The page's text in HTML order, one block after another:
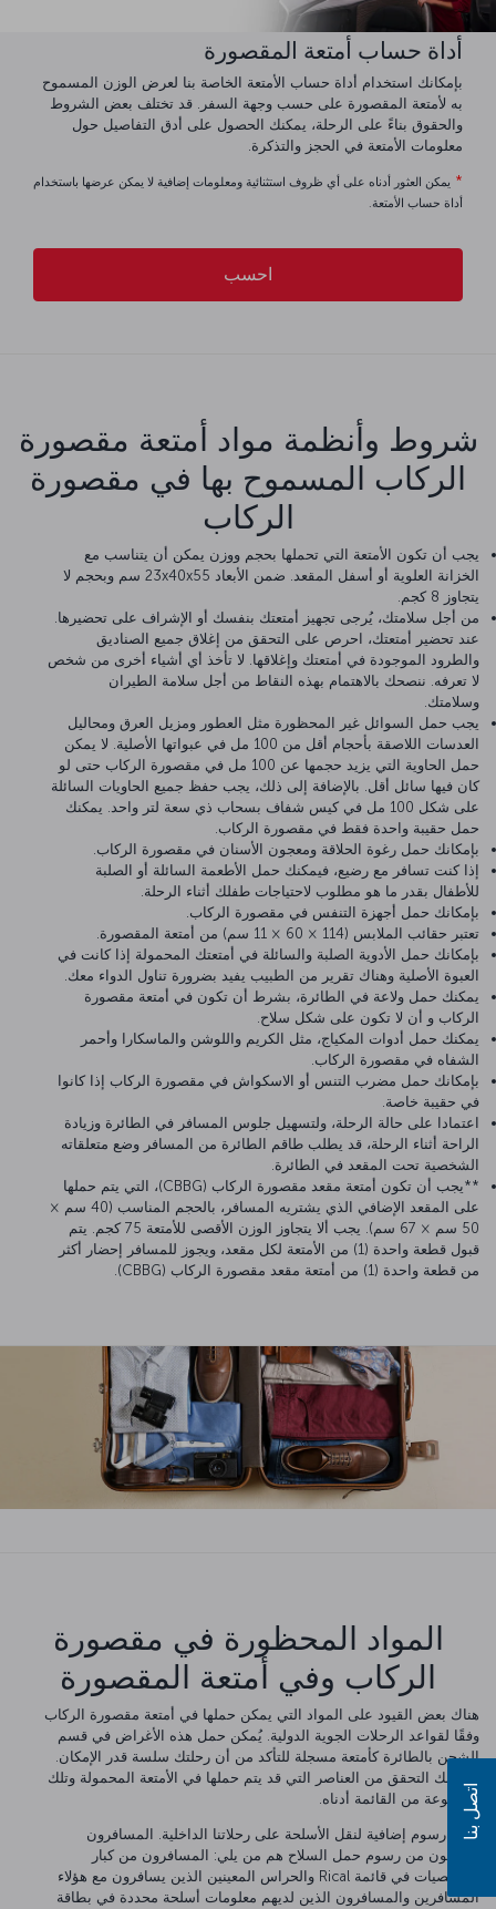
أداة حساب أمتعة المقصورة
بإمكانك استخدام أداة حساب الأمتعة الخاصة بنا لعرض الوزن المسموح
به لأمتعة المقصورة على حسب وجهة السفر. قد تختلف بعض الشروط
والحقوق بناءً على الرحلة، يمكنك الحصول على أدق التفاصيل حول
معلومات الأمتعة في الحجز والتذكرة.
* يمكن العثور أدناه على أي ظروف استثنائية ومعلومات إضافية لا يمكن عرضها باستخدام
أداة حساب الأمتعة.
احسب
شروط وأنظمة مواد أمتعة مقصورة
الركاب المسموح بها في مقصورة
الركاب
يجب أن تكون الأمتعة التي تحملها بحجم ووزن يمكن أن يتناسب مع
الخزانة العلوية أو أسفل المقعد. ضمن الأبعاد 23x40x55 سم وبحجم لا
يتجاوز 8 كجم.
من أجل سلامتك، يُرجى تجهيز أمتعتك بنفسك أو الإشراف على تحضيرها.
عند تحضير أمتعتك، احرص على التحقق من إغلاق جميع الصناديق
والطرود الموجودة في أمتعتك وإغلاقها. لا تأخذ أي أشياء أخرى من شخص
لا تعرفه. ننصحك بالاهتمام بهذه النقاط من أجل سلامة الطيران
وسلامتك.
يجب حمل السوائل غير المحظورة مثل العطور ومزيل العرق ومحاليل
العدسات اللاصقة بأحجام أقل من 100 مل في عبواتها الأصلية. لا يمكن
حمل الحاوية التي يزيد حجمها عن 100 مل في مقصورة الركاب حتى لو
كان فيها سائل أقل. بالإضافة إلى ذلك، يجب حفظ جميع الحاويات السائلة
على شكل 100 مل في كيس شفاف بسحاب ذي سعة لتر واحد. يمكنك
حمل حقيبة واحدة فقط في مقصورة الركاب.
بإمكانك حمل رغوة الحلاقة ومعجون الأسنان في مقصورة الركاب.
إذا كنت تسافر مع رضيع، فيمكنك حمل الأطعمة السائلة أو الصلبة
للأطفال بقدر ما هو مطلوب لاحتياجات طفلك أثناء الرحلة.
بإمكانك حمل أجهزة التنفس في مقصورة الركاب.
تعتبر حقائب الملابس (114 × 60 × 11 سم) من أمتعة المقصورة.
بإمكانك حمل الأدوية الصلبة والسائلة في أمتعتك المحمولة إذا كانت في
العبوة الأصلية وهناك تقرير من الطبيب يفيد بضرورة تناول الدواء معك.
يمكنك حمل ولاعة في الطائرة، بشرط أن تكون في أمتعة مقصورة
الركاب و أن لا تكون على شكل سلاح.
يمكنك حمل أدوات المكياج، مثل الكريم واللوشن والماسكارا وأحمر
الشفاه في مقصورة الركاب.
بإمكانك حمل مضرب التنس أو الاسكواش في مقصورة الركاب إذا كانوا
في حقيبة خاصة.
اعتمادا على حالة الرحلة، ولتسهيل جلوس المسافر في الطائرة وزيادة
الراحة أثناء الرحلة، قد يطلب طاقم الطائرة من المسافر وضع متعلقاته
الشخصية تحت المقعد في الطائرة.
**يجب أن تكون أمتعة مقعد مقصورة الركاب (CBBG)، التي يتم حملها
على المقعد الإضافي الذي يشتريه المسافر، بالحجم المناسب (40 سم ×
50 سم × 67 سم). يجب ألا يتجاوز الوزن الأقصى للأمتعة 75 كجم. يتم
قبول قطعة واحدة (1) من الأمتعة لكل مقعد، ويجوز للمسافر إحضار أكثر
من قطعة واحدة (1) من أمتعة مقعد مقصورة الركاب (CBBG).
المواد المحظورة في مقصورة
الركاب وفي أمتعة المقصورة
هناك بعض القيود على المواد التي يمكن حملها في أمتعة مقصورة الركاب
وفقًا لقواعد الرحلات الجوية الدولية. يُمكن حمل هذه الأغراض في قسم
الشحن بالطائرة كأمتعة مسجلة للتأكد من أن رحلتك سلسة قدر الإمكان.
بإمكانك التحقق من العناصر التي قد يتم حملها في الأمتعة المحمولة وتلك
الممنوعة من القائمة أدناه.
هناك رسوم إضافية لنقل الأسلحة على رحلاتنا الداخلية. المسافرون
المعفون من رسوم حمل السلاح هم من يلي: المسافرون من كبار
الشخصيات في قائمة Rical والحراس المعينين الذين يسافرون مع هؤلاء
المسافرين والمسافرون الذين لديهم معلومات أسلحة محددة في بطاقة
اتصل بنا